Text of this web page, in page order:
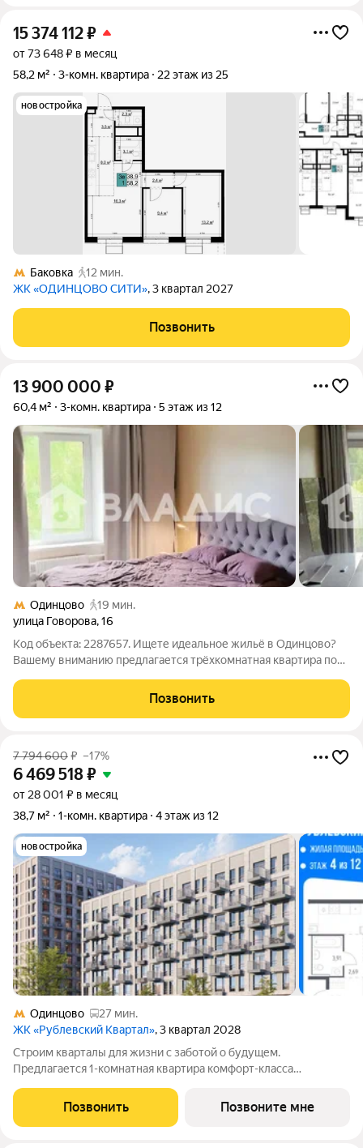
15 374 112₽
от 73 648 ₽ в месяц
58,2 м²
3-комн. квартира 22 этаж из 25
новостройка
Баковка
12 мин.
ЖК «ОДИНЦОВО СИТИ», 3 квартал 2027
Позвонить
13 900 000 ₽
60,4 м² 3-комн. квартира 5 этаж из 12
Одинцово
19 мин.
улица Говорова,16
Код объекта: 2287657. Ищете идеальное жильё в Одинцово?
Вашему вниманию предлагается трёхкомнатная квартира по
тех, кто ценит комфорт и доступность. Квартира расположена
на 5 этаже
Позвонить
7 794 600₽ –17%
6 469 518₽
от 28 001 ₽ в месяц
38,7 м²
1-комн. квартира 4 этаж из 12
новостройка
Одинцово
27 мин.
ЖК «Рублевский Квартал», 3 квартал 2028
Строим кварталы для жизни с заботой о будущем.
Предлагается 1-комнатная квартира комфорт-класса
м этаже, в жилом комплексе "Рублевский
Позвонить Позвоните мне